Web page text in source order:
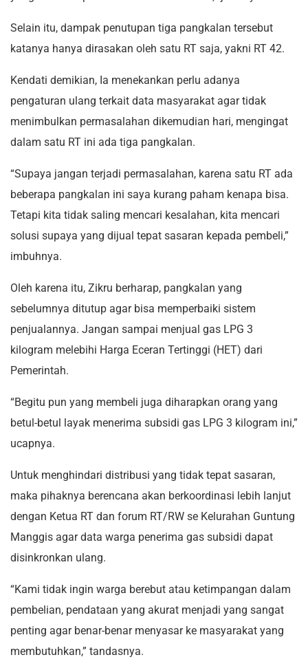
Selain itu, dampak penutupan tiga pangkalan tersebut
katanya hanya dirasakan oleh satu RT saja, yakni RT 42.
Kendati demikian, Ia menekankan perlu adanya
pengaturan ulang terkait data masyarakat agar tidak
menimbulkan permasalahan dikemudian hari, mengingat
dalam satu RT ini ada tiga pangkalan.
“Supaya jangan terjadi permasalahan, karena satu RT ada
beberapa pangkalan ini saya kurang paham kenapa bisa.
Tetapi kita tidak saling mencari kesalahan, kita mencari
solusi supaya yang dijual tepat sasaran kepada pembeli,”
imbuhnya.
Oleh karena itu, Zikru berharap, pangkalan yang
sebelumnya ditutup agar bisa memperbaiki sistem
penjualannya. Jangan sampai menjual gas LPG 3
kilogram melebihi Harga Eceran Tertinggi (HET) dari
Pemerintah.
“Begitu pun yang membeli juga diharapkan orang yang
betul-betul layak menerima subsidi gas LPG 3 kilogram ini,”
ucapnya.
Untuk menghindari distribusi yang tidak tepat sasaran,
maka pihaknya berencana akan berkoordinasi lebih lanjut
dengan Ketua RT dan forum RT/RW se Kelurahan Guntung
Manggis agar data warga penerima gas subsidi dapat
disinkronkan ulang.
“Kami tidak ingin warga berebut atau ketimpangan dalam
pembelian, pendataan yang akurat menjadi yang sangat
penting agar benar-benar menyasar ke masyarakat yang
membutuhkan,” tandasnya.